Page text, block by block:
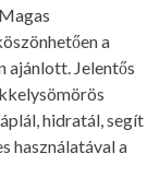
a
ajánlott. Jelentős
hidratál, segít
használatával a